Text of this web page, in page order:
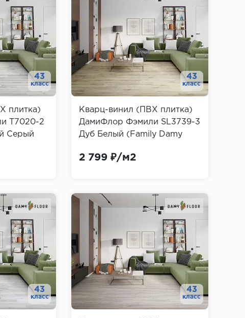
43
класс
плитка)
T7020-2
Серый
43
класс
Кварц-винил (ПВХ плитка)
ДамиФлор Фэмили SL3739-3
Дуб Белый (Family Damy
2 799 ₽/м2
43
класс
43
класс